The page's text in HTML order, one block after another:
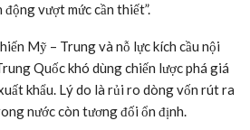
vượt mức cần thiết”.
Mỹ – Trung và nỗ lực kích cầu nội
Quốc khó dùng chiến lược phá giá
khẩu. Lý do là rủi ro dòng vốn rút ra
nước còn tương đối ổn định.